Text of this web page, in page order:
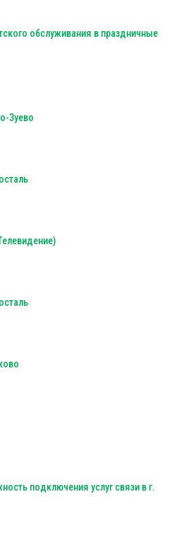
обслуживания в праздничные
Зуево
подключения услуг связи в г.